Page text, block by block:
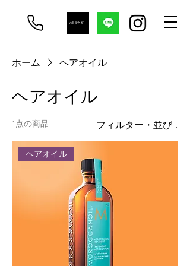
WEB予約
ホーム ヘアオイル
ヘアオイル
1点の商品 フィルター・並び替え
ヘアオイル